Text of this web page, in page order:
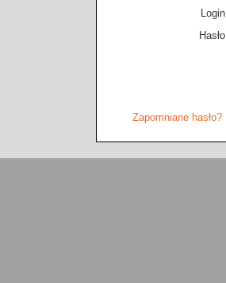
Login
Hasło
Zapomniane hasło?